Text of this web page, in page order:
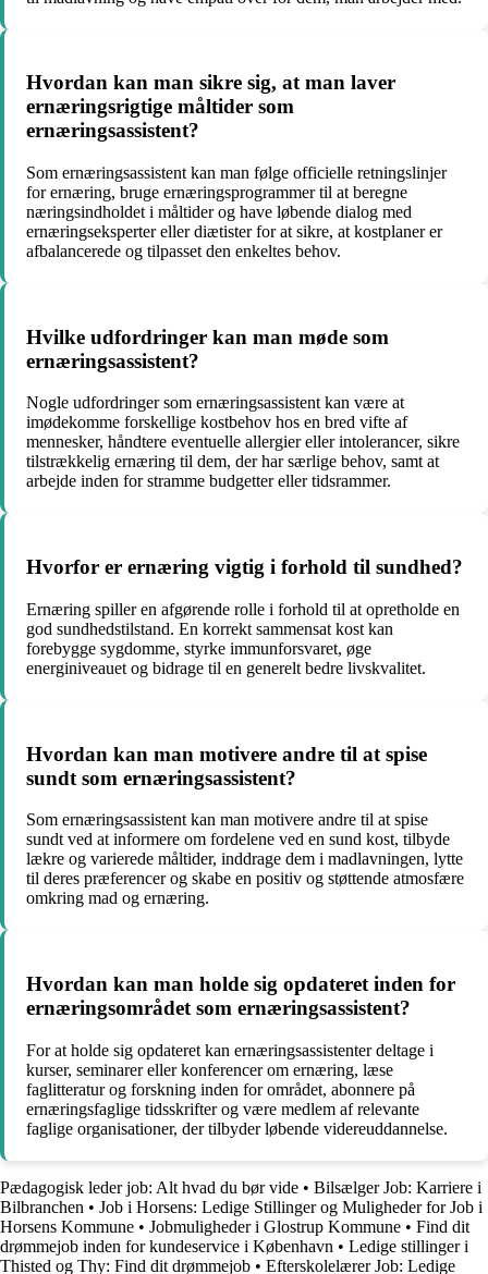
Hvordan kan man sikre sig, at man laver
ernæringsrigtige måltider som
ernæringsassistent?
Som ernæringsassistent kan man følge officielle retningslinjer
for ernæring, bruge ernæringsprogrammer til at beregne
næringsindholdet i måltider og have løbende dialog med
ernæringseksperter eller diætister for at sikre, at kostplaner er
afbalancerede og tilpasset den enkeltes behov.
Hvilke udfordringer kan man møde som
ernæringsassistent?
Nogle udfordringer som ernæringsassistent kan være at
imødekomme forskellige kostbehov hos en bred vifte af
mennesker, håndtere eventuelle allergier eller intolerancer, sikre
tilstrækkelig ernæring til dem, der har særlige behov, samt at
arbejde inden for stramme budgetter eller tidsrammer.
Hvorfor er ernæring vigtig i forhold til sundhed?
Ernæring spiller en afgørende rolle i forhold til at opretholde en
god sundhedstilstand. En korrekt sammensat kost kan
forebygge sygdomme, styrke immunforsvaret, øge
energiniveauet og bidrage til en generelt bedre livskvalitet.
Hvordan kan man motivere andre til at spise
sundt som ernæringsassistent?
Som ernæringsassistent kan man motivere andre til at spise
sundt ved at informere om fordelene ved en sund kost, tilbyde
lækre og varierede måltider, inddrage dem i madlavningen, lytte
til deres præferencer og skabe en positiv og støttende atmosfære
omkring mad og ernæring.
Hvordan kan man holde sig opdateret inden for
ernæringsområdet som ernæringsassistent?
For at holde sig opdateret kan ernæringsassistenter deltage i
kurser, seminarer eller konferencer om ernæring, læse
faglitteratur og forskning inden for området, abonnere på
ernæringsfaglige tidsskrifter og være medlem af relevante
faglige organisationer, der tilbyder løbende videreuddannelse.
Pædagogisk leder job: Alt hvad du bør vide • Bilsælger Job: Karriere i
Bilbranchen • Job i Horsens: Ledige Stillinger og Muligheder for Job i
Horsens Kommune • Jobmuligheder i Glostrup Kommune • Find dit
drømmejob inden for kundeservice i København • Ledige stillinger i
Thisted og Thy: Find dit drømmejob • Efterskolelærer Job: Ledige